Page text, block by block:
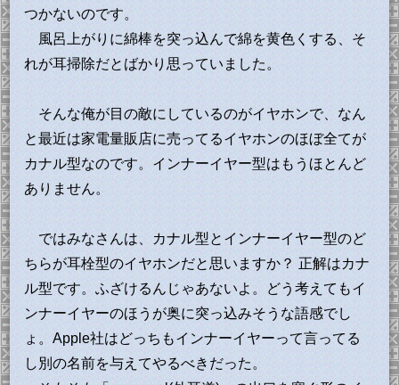
つかないのです。
風呂上がりに綿棒を突っ込んで綿を黄色くする、そ
れが耳掃除だとばかり思っていました。
そんな俺が目の敵にしているのがイヤホンで、なん
と最近は家電量販店に売ってるイヤホンのほぼ全てが
カナル型なのです。インナーイヤー型はもうほとんど
ありません。
ではみなさんは、カナル型とインナーイヤー型のど
ちらが耳栓型のイヤホンだと思いますか？ 正解はカナ
ル型です。ふざけるんじゃあないよ。どう考えてもイ
ンナーイヤーのほうが奥に突っ込みそうな語感でし
ょ。Apple社はどっちもインナーイヤーって言ってる
し別の名前を与えてやるべきだった。